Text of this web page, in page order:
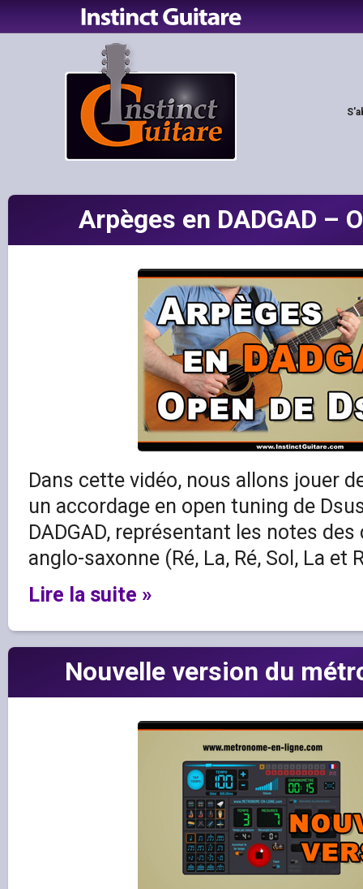
Arpèges en DADGAD –
Dans cette vidéo, nous allons jouer
un accordage en open tuning de
DADGAD, représentant les notes
anglo-saxonne (Ré, La, Ré, Sol, La et
Lire la suite »
Nouvelle version du